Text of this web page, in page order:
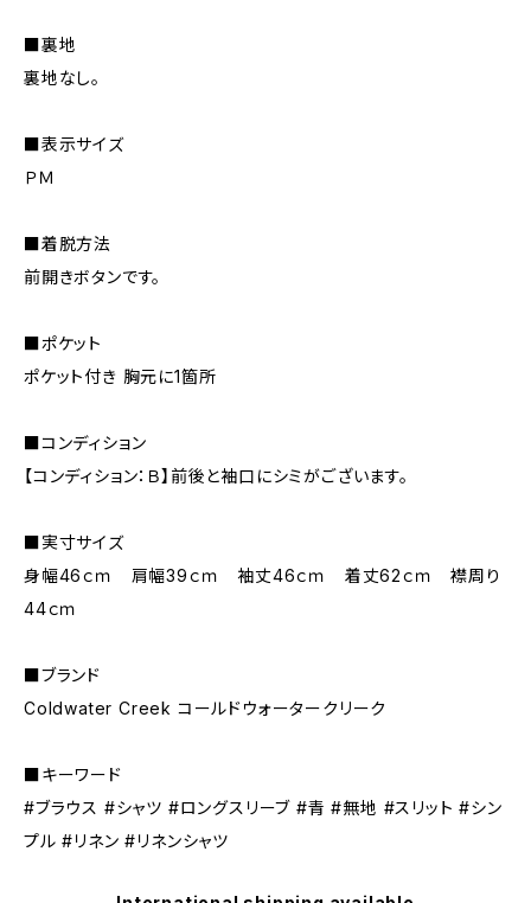
■裏地
裏地なし。
■表示サイズ
ＰＭ
■着脱方法
前開きボタンです。
■ポケット
ポケット付き 胸元に1箇所
■コンディション
【コンディション：Ｂ】前後と袖口にシミがございます。
■実寸サイズ
身幅46ｃｍ 肩幅39ｃｍ 袖丈46ｃｍ 着丈62ｃｍ 襟周り
44ｃｍ
■ブランド
Coldwater Creek コールドウォータークリーク
■キーワード
#ブラウス #シャツ #ロングスリーブ #青 #無地 #スリット #シン
プル #リネン #リネンシャツ